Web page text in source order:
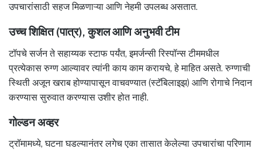
उपचारांसाठी सहज मिळणाऱ्या आणि नेहमी उपलब्ध असतात.
उच्च शिक्षित (पात्र), कुशल आणि अनुभवी टीम
टॉपचे सर्जन ते सहाय्यक स्टाफ पर्यंत, इमर्जन्सी रिस्पॉन्स टीममधील
प्रत्येकास रुग्ण आल्यावर त्यांनी काय काम करायचे, हे माहित असते. रुग्णाची
स्थिती अजून खराब होण्यापासून वाचवण्यात (स्टॅबिलाइझ) आणि रोगाचे निदान
करण्यास सुरुवात करण्यास उशीर होत नाही.
गोल्डन अव्हर
ट्रॉमामध्ये, घटना घडल्यानंतर लगेच एका तासात केलेल्या उपचारांचा परिणाम